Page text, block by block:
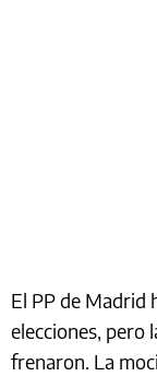
El PP de Madrid
elecciones, pero
frenaron. La